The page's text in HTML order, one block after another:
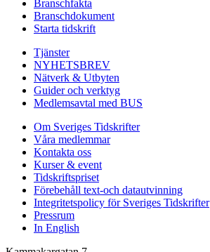
Branschfakta
Branschdokument
Starta tidskrift
Tjänster
NYHETSBREV
Nätverk & Utbyten
Guider och verktyg
Medlemsavtal med BUS
Om Sveriges Tidskrifter
Våra medlemmar
Kontakta oss
Kurser & event
Tidskriftspriset
Förebehåll text-och datautvinning
Integritetspolicy för Sveriges Tidskrifter
Pressrum
In English